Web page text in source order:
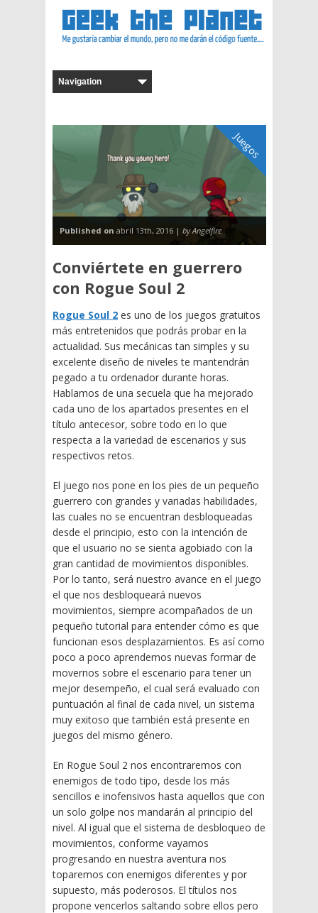
Juegos
Published on abril 13th, 2016 | by Angelfire
Conviértete en guerrero
con Rogue Soul 2
Rogue Soul 2 es uno de los juegos gratuitos
más entretenidos que podrás probar en la
actualidad. Sus mecánicas tan simples y su
excelente diseño de niveles te mantendrán
pegado a tu ordenador durante horas.
Hablamos de una secuela que ha mejorado
cada uno de los apartados presentes en el
título antecesor, sobre todo en lo que
respecta a la variedad de escenarios y sus
respectivos retos.
El juego nos pone en los pies de un pequeño
guerrero con grandes y variadas habilidades,
las cuales no se encuentran desbloqueadas
desde el principio, esto con la intención de
que el usuario no se sienta agobiado con la
gran cantidad de movimientos disponibles.
Por lo tanto, será nuestro avance en el juego
el que nos desbloqueará nuevos
movimientos, siempre acompañados de un
pequeño tutorial para entender cómo es que
funcionan esos desplazamientos. Es así como
poco a poco aprendemos nuevas formar de
movernos sobre el escenario para tener un
mejor desempeño, el cual será evaluado con
puntuación al final de cada nivel, un sistema
muy exitoso que también está presente en
juegos del mismo género.
En Rogue Soul 2 nos encontraremos con
enemigos de todo tipo, desde los más
sencillos e inofensivos hasta aquellos que con
un solo golpe nos mandarán al principio del
nivel. Al igual que el sistema de desbloqueo de
movimientos, conforme vayamos
progresando en nuestra aventura nos
toparemos con enemigos diferentes y por
supuesto, más poderosos. El títulos nos
propone vencerlos saltando sobre ellos pero